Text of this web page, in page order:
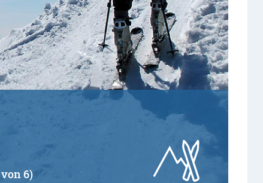
(Tourdauer):
bis
6)